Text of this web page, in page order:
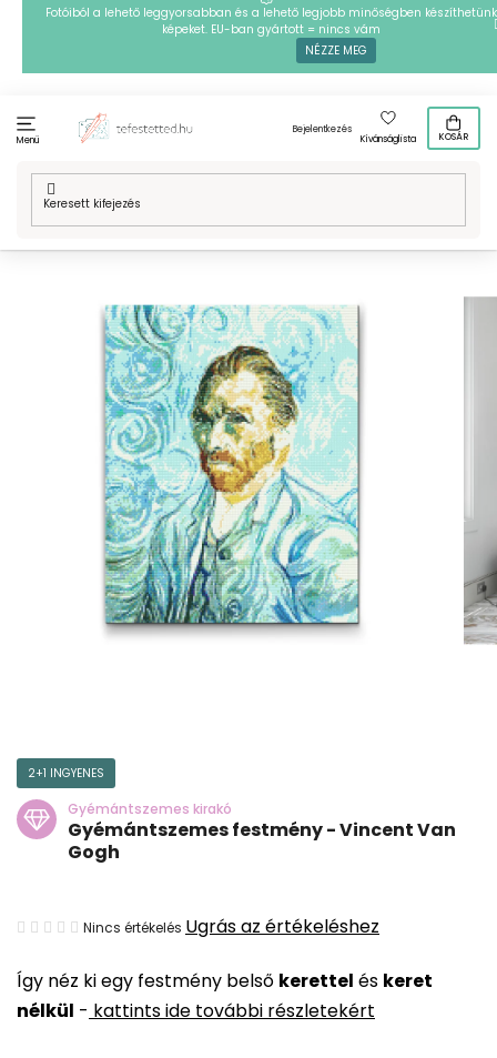
Ugrás
tartalomhoz
Fotóiból a lehető leggyorsabban és a lehető legjobb minőségben készíthetünk
képeket. EU-ban gyártott = nincs vám
NÉZZE MEG
Menü
Bejelentkezés
Kívánságlista
KOSÁR
Kezdőlap
/ Technikák / Gyémántszemes kirakó / Gyémántszemes
festmény - Vincent Van Gogh
Így néz ki egy festmény belső kerettel és keret
nélkül - kattints ide további részletekért
2+1 INGYENES
Gyémántszemes kirakó
Gyémántszemes festmény - Vincent Van
Gogh
A
átlagos
értékelése
Nincs értékelés Ugrás az értékeléshez